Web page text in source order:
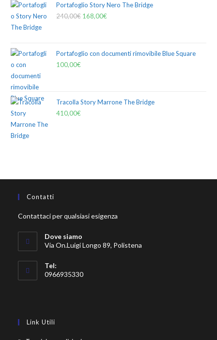
Portafoglio Story Nero The Bridge
240,00€ 168,00€
Portafoglio con documenti rimovibile Blue Square
100,00€
Tracolla Story Marrone The Bridge
410,00€
Contatti
Contattaci per qualsiasi esigenza
Dove siamo
Via On.Luigi Longo 89, Polistena
Tel:
0966935330
Link Utili